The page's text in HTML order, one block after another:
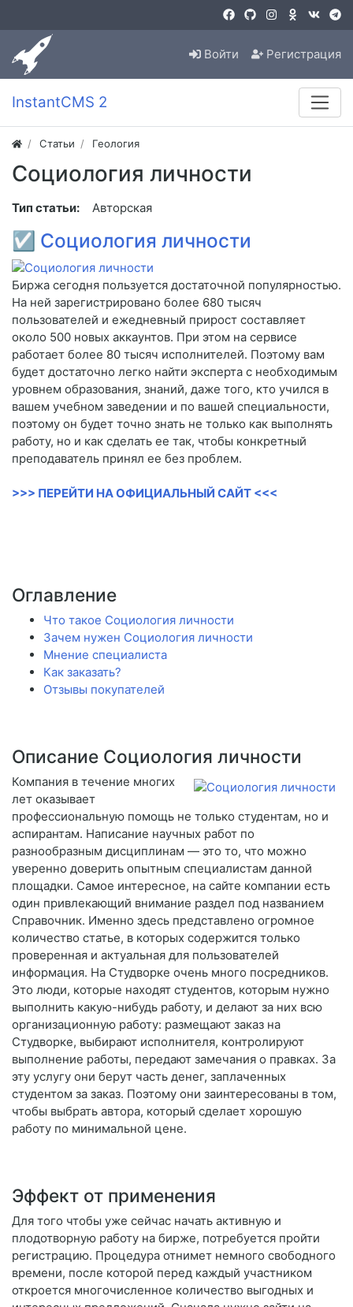
Войти Регистрация
InstantCMS 2
Статьи Геология
Социология личности
Тип статьи: Авторская
☑ Социология личности
Биржа сегодня пользуется достаточной популярностью.
На ней зарегистрировано более 680 тысяч
пользователей и ежедневный прирост составляет
около 500 новых аккаунтов. При этом на сервисе
работает более 80 тысяч исполнителей. Поэтому вам
будет достаточно легко найти эксперта с необходимым
уровнем образования, знаний, даже того, кто учился в
вашем учебном заведении и по вашей специальности,
поэтому он будет точно знать не только как выполнять
работу, но и как сделать ее так, чтобы конкретный
преподаватель принял ее без проблем.
>>> ПЕРЕЙТИ НА ОФИЦИАЛЬНЫЙ САЙТ <<<
Оглавление
Что такое Социология личности
Зачем нужен Социология личности
Мнение специалиста
Как заказать?
Отзывы покупателей
Описание Социология личности
Компания в течение многих
лет оказывает
профессиональную помощь не только студентам, но и
аспирантам. Написание научных работ по
разнообразным дисциплинам — это то, что можно
уверенно доверить опытным специалистам данной
площадки. Самое интересное, на сайте компании есть
один привлекающий внимание раздел под названием
Справочник. Именно здесь представлено огромное
количество статье, в которых содержится только
проверенная и актуальная для пользователей
информация. На Студворке очень много посредников.
Это люди, которые находят студентов, которым нужно
выполнить какую-нибудь работу, и делают за них всю
организационную работу: размещают заказ на
Студворке, выбирают исполнителя, контролируют
выполнение работы, передают замечания о правках. За
эту услугу они берут часть денег, заплаченных
студентом за заказ. Поэтому они заинтересованы в том,
чтобы выбрать автора, который сделает хорошую
работу по минимальной цене.
Эффект от применения
Для того чтобы уже сейчас начать активную и
плодотворную работу на бирже, потребуется пройти
регистрацию. Процедура отнимет немного свободного
времени, после которой перед каждый участником
откроется многочисленное количество выгодных и